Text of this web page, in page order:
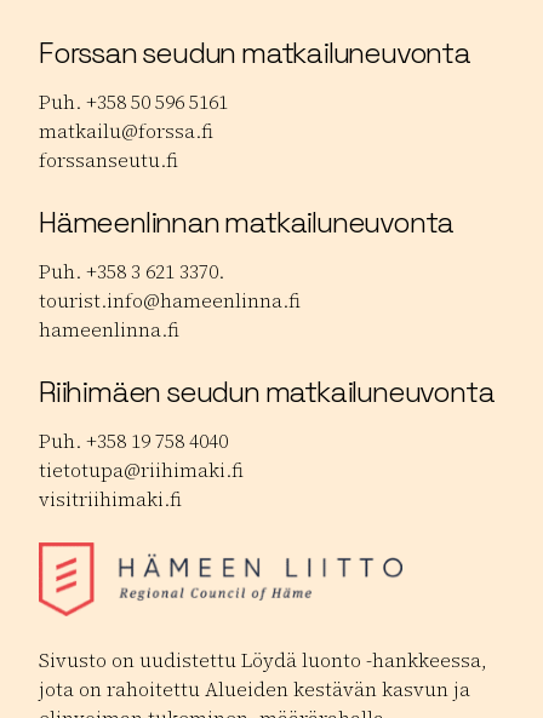
Forssan seudun matkailuneuvonta
Puh. +358 50 596 5161
matkailu@forssa.fi
forssanseutu.fi
Hämeenlinnan matkailuneuvonta
Puh. +358 3 621 3370.
tourist.info@hameenlinna.fi
hameenlinna.fi
Riihimäen seudun matkailuneuvonta
Puh. +358 19 758 4040
tietotupa@riihimaki.fi
visitriihimaki.fi
Sivusto on uudistettu Löydä luonto -hankkeessa,
jota on rahoitettu Alueiden kestävän kasvun ja